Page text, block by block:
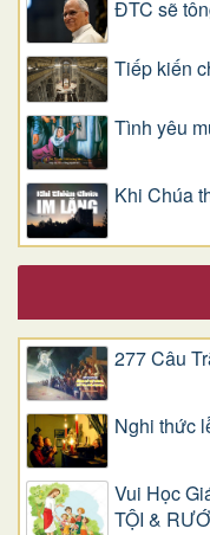
ĐTC sẽ
Tiếp kiến
Tình yêu
Khi Chúa
277 Câu
Nghi thức
Vui Học
TỘI &